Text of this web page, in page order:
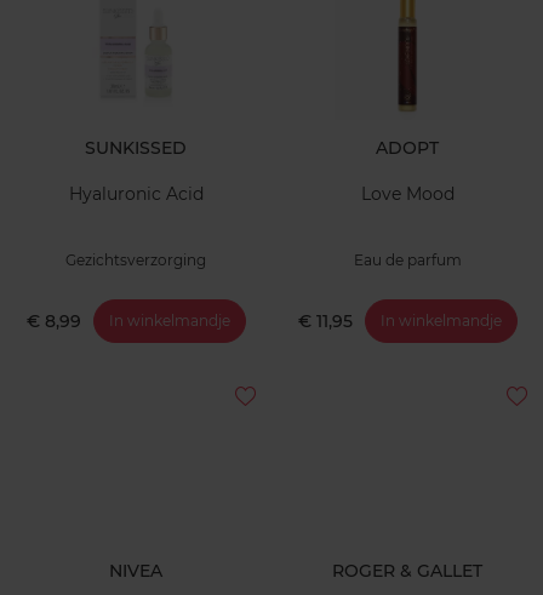
SUNKISSED
Hyaluronic Acid
Gezichtsverzorging
€ 8,99 In winkelmandje
ADOPT
Love Mood
Eau de parfum
€ 11,95 In winkelmandje
NIVEA ROGER & GALLET